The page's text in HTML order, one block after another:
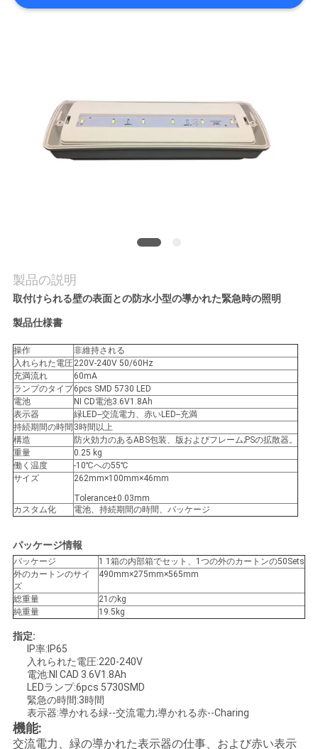
旅
に
連
絡
し
な
さ
い
引
を
要
求
し
な
さ
い
製品の説明
取付けられる壁の表面との防水小型の導かれた緊急時の照明
製品仕様書
操作
非維持される
入れられた電圧220V-240V 50/60Hz
充満流れ
60mA
ランプのタイプ6pcs SMD 5730 LED
電池
NI CD電池3.6V1.8Ah
表示器
緑LED--交流電力、赤いLED--充満
持続期間の時間 3時間以上
構造
防火効力のあるABS包装、版およびフレーム;PSの拡散器。
重量
0.25 kg
働く温度
-10℃への55℃
サイズ
262mm×100mm×46mm
Tolerance±0.03mm
カスタム化
電池、持続期間の時間、パッケージ
パッケージ情報
パッケージ
1 1箱の内部箱でセット、1つの外のカートンの50Sets
外のカートンのサイ
ズ
490mm×275mm×565mm
総重量
21のkg
純重量
19.5kg
指定:
IP率:IP65
入れられた電圧:220-240V
電池:NI CAD 3.6V1.8Ah
LEDランプ:6pcs 5730SMD
緊急の時間:3時間
表示器:導かれる緑--交流電力;導かれる赤--Charing
機能:
交流電力、緑の導かれた表示器の仕事、および赤い表示